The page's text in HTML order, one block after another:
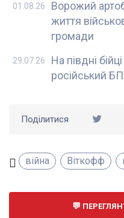
Ворожий
життя
громади
01.08.26
На півдні
російський
29.07.26
Поділитися
війна Віткофф